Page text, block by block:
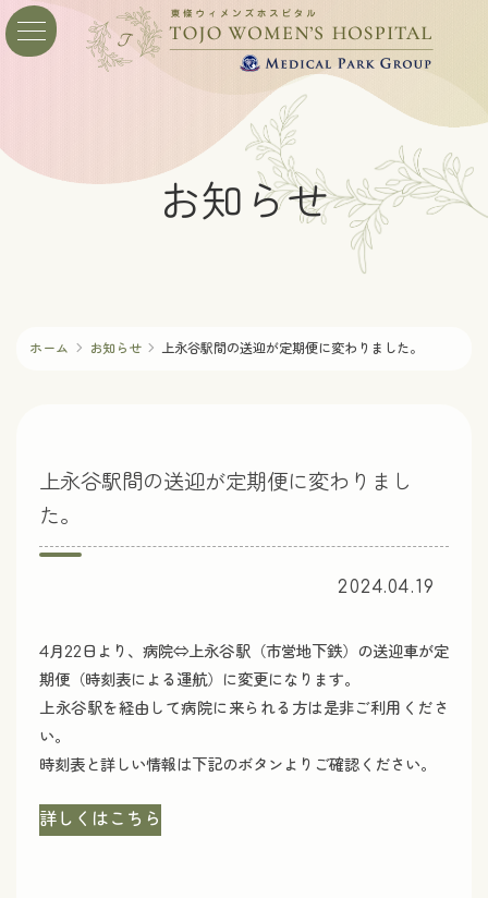
コ
ン
へ
ナ
ビ
ョ
お知らせ
ホーム お知らせ 上永谷駅間の送迎が定期便に変わりました。
上永谷駅間の送迎が定期便に変わりまし
た。
2024.04.19
4月22日より、病院⇔上永谷駅（市営地下鉄）の送迎車が定
期便（時刻表による運航）に変更になります。
上永谷駅を経由して病院に来られる方は是非ご利用くださ
い。
時刻表と詳しい情報は下記のボタンよりご確認ください。
詳しくはこちら